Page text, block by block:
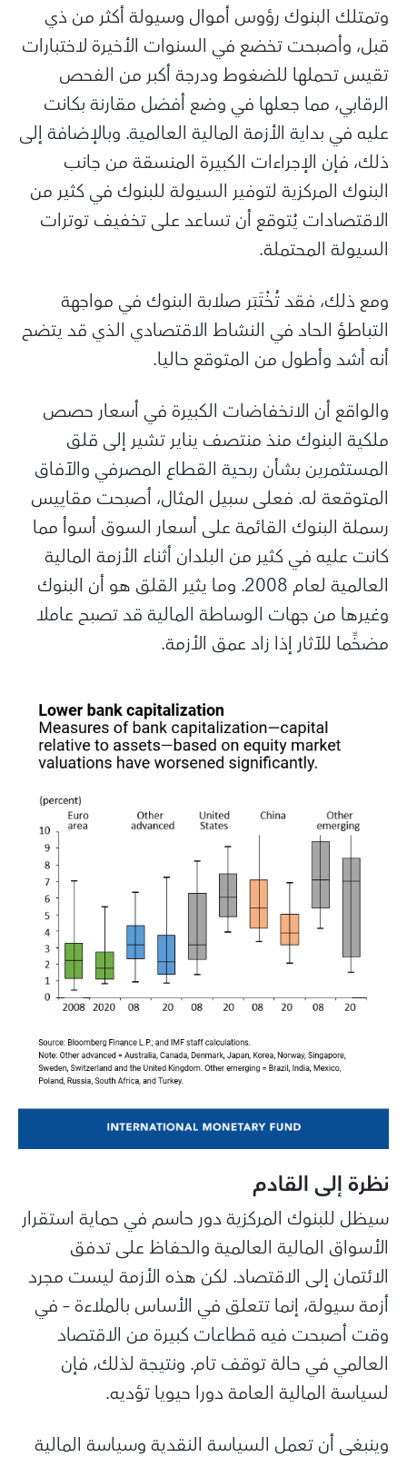
وتمتلك البنوك رؤوس أموال وسيولة أكثر من ذي
قبل، وأصبحت تخضع في السنوات الأخيرة لاختبارات
تقيس تحملها للضغوط ودرجة أكبر من الفحص
الرقابي، مما جعلها في وضع أفضل مقارنة بكانت
عليه في بداية الأزمة المالية العالمية. وبالإضافة إلى
ذلك، فإن الإجراءات الكبيرة المنسقة من جانب
البنوك المركزية لتوفير السيولة للبنوك في كثير من
الاقتصادات يُتوقع أن تساعد على تخفيف توترات
السيولة المحتملة.
ومع ذلك، فقد تُخْتَبَر صلابة البنوك في مواجهة
التباطؤ الحاد في النشاط الاقتصادي الذي قد يتضح
أنه أشد وأطول من المتوقع حاليا.
والواقع أن الانخفاضات الكبيرة في أسعار حصص
ملكية البنوك منذ منتصف يناير تشير إلى قلق
المستثمرين بشأن ربحية القطاع المصرفي والآفاق
المتوقعة له. فعلى سبيل المثال، أصبحت مقاييس
رسملة البنوك القائمة على أسعار السوق أسوأ مما
كانت عليه في كثير من البلدان أثناء الأزمة المالية
العالمية لعام 2008. وما يثير القلق هو أن البنوك
وغيرها من جهات الوساطة المالية قد تصبح عاملا
مضخِّما للآثار إذا زاد عمق الأزمة.
نظرة إلى القادم
سيظل للبنوك المركزية دور حاسم في حماية استقرار
الأسواق المالية العالمية والحفاظ على تدفق
الائتمان إلى الاقتصاد. لكن هذه الأزمة ليست مجرد
أزمة سيولة، إنما تتعلق في الأساس بالملاءة – في
وقت أصبحت فيه قطاعات كبيرة من الاقتصاد
العالمي في حالة توقف تام. ونتيجة لذلك، فإن
لسياسة المالية العامة دورا حيويا تؤديه.
وينبغي أن تعمل السياسة النقدية وسياسة المالية